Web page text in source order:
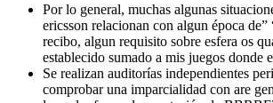
Por lo general, muchas algunas
ericsson relacionan con algun época de”
recibo, algun requisito sobre esfera os
establecido sumado a mis juegos donde
Se realizan auditorías independientes
comprobar una imparcialidad con are